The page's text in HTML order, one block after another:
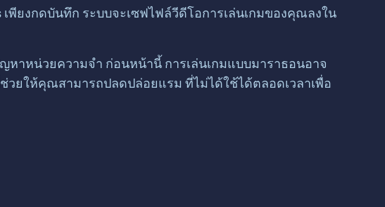
พียงกดบันทึก ระบบจะเซฟไฟล์วีดีโอการเล่นเกมของคุณลงใน
หาหน่วยความจำ ก่อนหน้านี้ การเล่นเกมแบบมาราธอนอาจ
วยให้คุณสามารถปลดปล่อยแรม ที่ไม่ได้ใช้ได้ตลอดเวลาเพื่อ